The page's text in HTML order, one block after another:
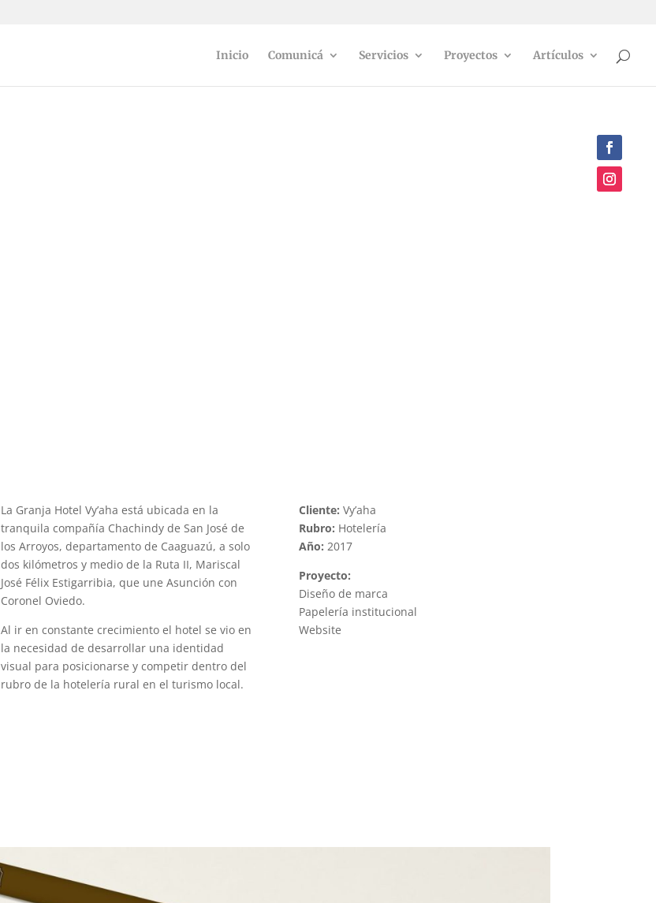
Inicio Comunicá Servicios Proyectos Artículos
La Granja Hotel Vy’aha está ubicada en la
tranquila compañía Chachindy de San José de
los Arroyos, departamento de Caaguazú, a solo
dos kilómetros y medio de la Ruta II, Mariscal
José Félix Estigarribia, que une Asunción con
Coronel Oviedo.
Al ir en constante crecimiento el hotel se vio en
la necesidad de desarrollar una identidad
visual para posicionarse y competir dentro del
rubro de la hotelería rural en el turismo local.
Cliente: Vy’aha
Rubro: Hotelería
Año: 2017
Proyecto:
Diseño de marca
Papelería institucional
Website